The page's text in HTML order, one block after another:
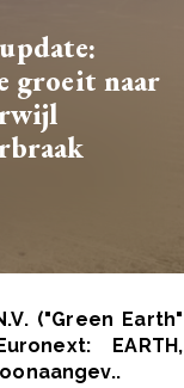
groeit naar
("Green Earth"
EARTH,